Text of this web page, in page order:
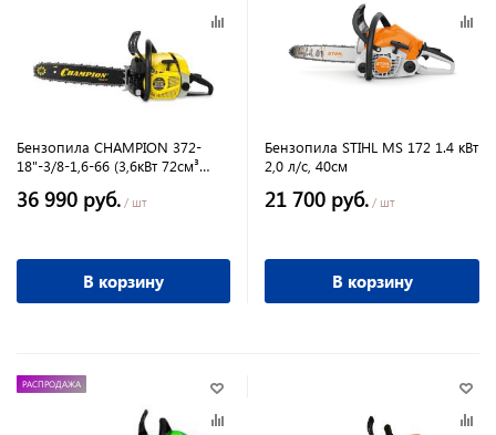
Бензопила CHAMPION 372-
18"-3/8-1,6-66 (3,6кВт 72см³
36 990 руб. / шт
В корзину
Бензопила STIHL MS 172 1.4 кВт
2,0 л/с, 40см
21 700 руб. / шт
В корзину
РАСПРОДАЖА